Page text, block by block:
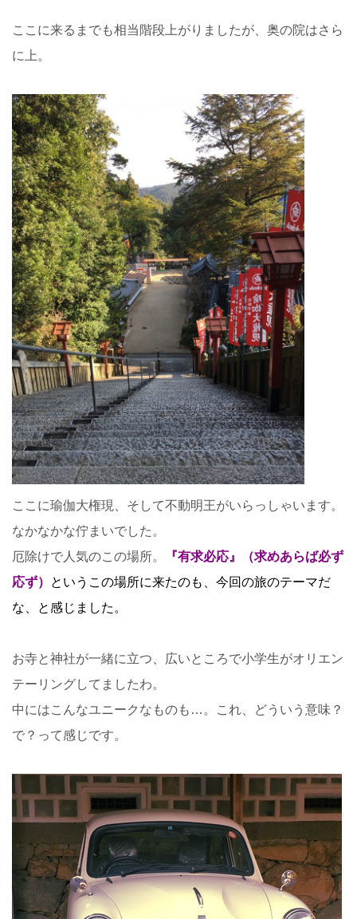
ここに来るまでも相当階段上がりましたが、奥の院はさら
に上。
ここに瑜伽大権現、そして不動明王がいらっしゃいます。
なかなかな佇まいでした。
厄除けで人気のこの場所。
『有求必応』（求めあらば必ず
応ず）
というこの場所に来たのも、今回の旅のテーマだ
な、と感じました。
お寺と神社が一緒に立つ、広いところで小学生がオリエン
テーリングしてましたわ。
中にはこんなユニークなものも…。これ、どういう意味？
で？って感じです。